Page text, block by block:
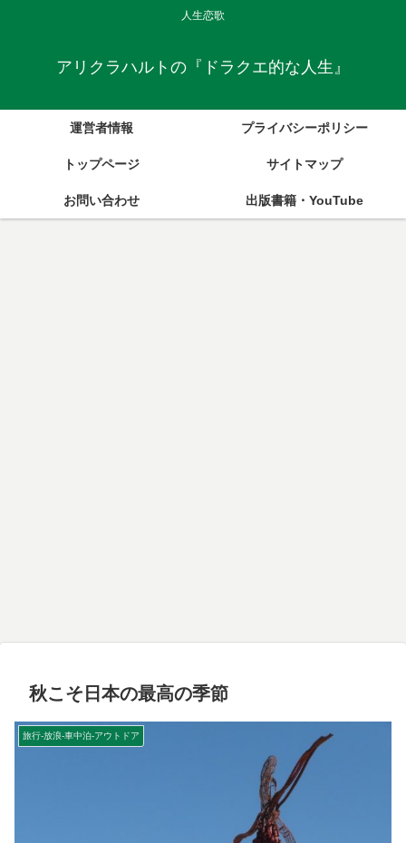
人生恋歌
アリクラハルトの『ドラクエ的な人生』
運営者情報 プライバシーポリシー
トップページ サイトマップ
お問い合わせ 出版書籍・YouTube
秋こそ日本の最高の季節
旅行-放浪-車中泊-アウトドア